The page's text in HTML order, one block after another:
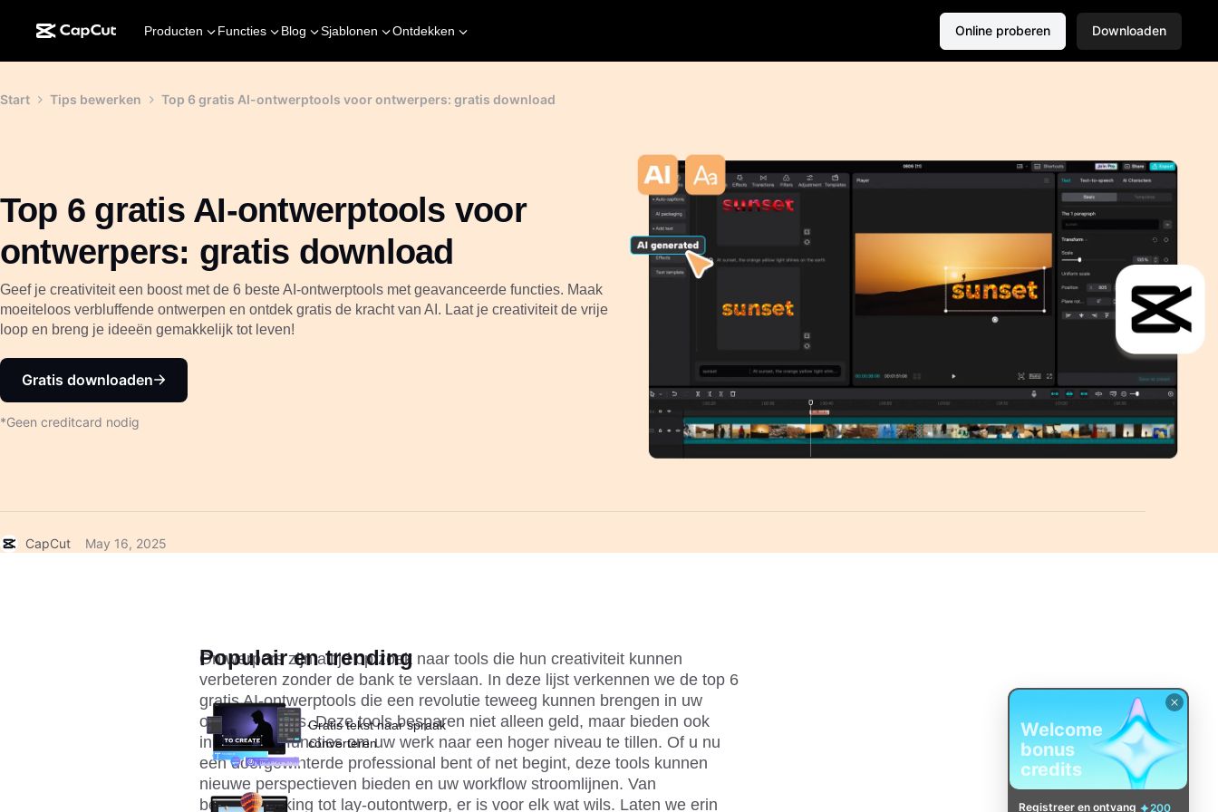
Producten Functies Blog Sjablonen Ontdekken Online proberen Downloaden
Start Tips bewerken Top 6 gratis AI-ontwerptools voor ontwerpers: gratis download
Top 6 gratis AI-ontwerptools voor
ontwerpers: gratis download
Geef je creativiteit een boost met de 6 beste AI-ontwerptools met geavanceerde functies. Maak
moeiteloos verbluffende ontwerpen en ontdek gratis de kracht van AI. Laat je creativiteit de vrije
loop en breng je ideeën gemakkelijk tot leven!
Gratis downloaden
*Geen creditcard nodig
CapCut May 16, 2025
Ontwerpers zijn altijd op zoek naar tools die hun creativiteit kunnen
verbeteren zonder de bank te verslaan. In deze lijst verkennen we de top 6
gratis AI-ontwerptools die een revolutie teweeg kunnen brengen in uw
ontwerpproces. Deze tools besparen niet alleen geld, maar bieden ook
innovatieve functies om uw werk naar een hoger niveau te tillen. Of u nu
een doorgewinterde professional bent of net begint, deze tools kunnen
nieuwe perspectieven bieden en uw workflow stroomlijnen. Van
beeldbewerking tot lay-outontwerp, er is voor elk wat wils. Laten we erin
Populair en trending
Gratis tekst naar spraak
converteren
Welcome
bonus
credits
Registreer en ontvang 200